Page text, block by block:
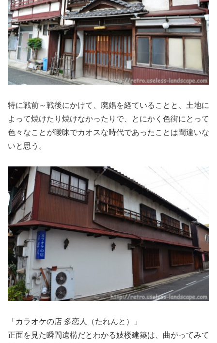
特に戦前～戦後にかけて、廃娼を経ていることと、土地に
よって焼けたり焼けなかったりで、とにかく色街にとって
色々なことが曖昧でカオスな時代であったことは間違いな
いと思う。
「カラオケの店 多恋人（たれんと）」
正面を見た瞬間遺構だとわかる妓楼建築は、曲がってみて